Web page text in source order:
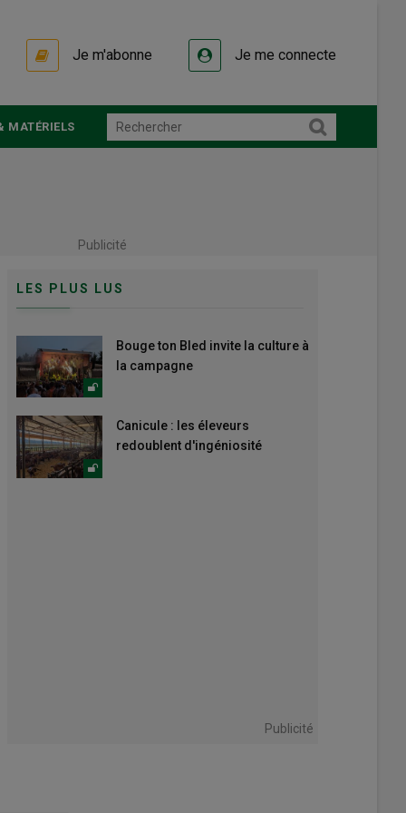
Je m'abonne Je me connecte
MATÉRIELS
Publicité
LES PLUS LUS
Bouge ton Bled invite la culture à
la campagne
Canicule : les éleveurs
redoublent d'ingéniosité
Publicité